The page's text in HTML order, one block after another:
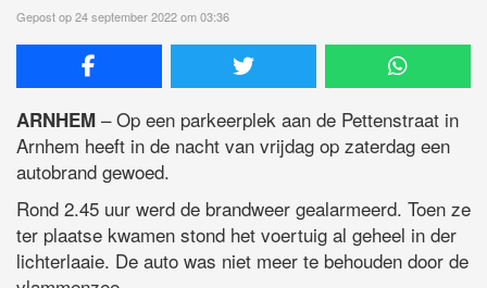
Gepost op 24 september 2022 om 03:36
ARNHEM – Op een parkeerplek aan de Pettenstraat in
Arnhem heeft in de nacht van vrijdag op zaterdag een
autobrand gewoed.
Rond 2.45 uur werd de brandweer gealarmeerd. Toen ze
ter plaatse kwamen stond het voertuig al geheel in der
lichterlaaie. De auto was niet meer te behouden door de